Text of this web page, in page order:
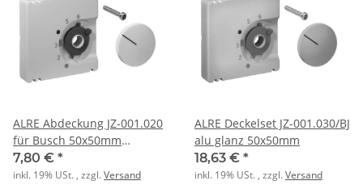
ALRE Abdeckung JZ-001.020
für Busch 50x50mm
RAL9016
7,80 € *
inkl. 19% USt. , zzgl.Versand
ALRE Deckelset JZ-001.030/BJ
alu glanz 50x50mm
18,63 € *
inkl. 19% USt. , zzgl.Versand